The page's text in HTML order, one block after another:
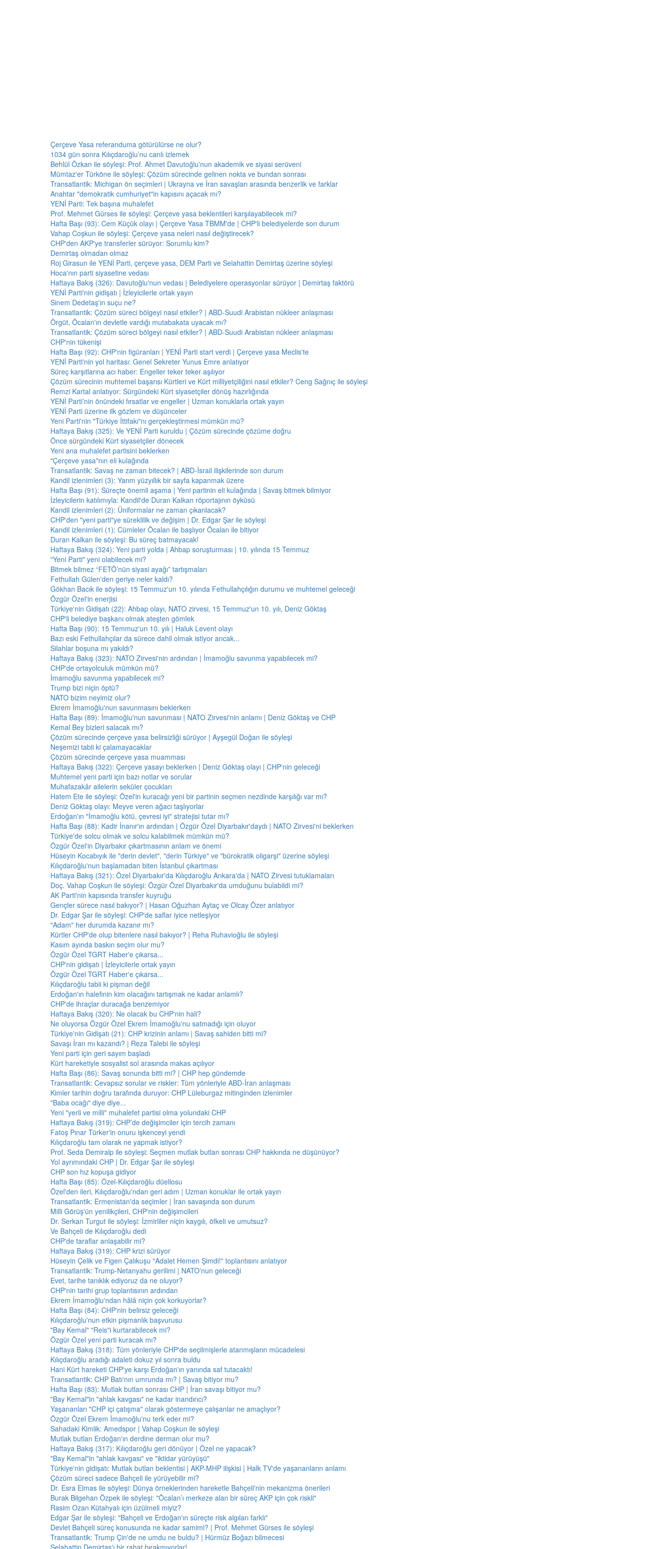
Çerçeve Yasa referanduma götürülürse ne olur?
1034 gün sonra Kılıçdaroğlu’nu canlı izlemek
Behlül Özkan ile söyleşi: Prof. Ahmet Davutoğlu'nun akademik ve siyasi serüveni
Mümtaz'er Türköne ile söyleşi: Çözüm sürecinde gelinen nokta ve bundan sonrası
Transatlantik: Michigan ön seçimleri | Ukrayna ve İran savaşları arasında benzerlik ve farklar
Anahtar "demokratik cumhuriyet"in kapısını açacak mı?
YENİ Parti: Tek başına muhalefet
Prof. Mehmet Gürses ile söyleşi: Çerçeve yasa beklentileri karşılayabilecek mi?
Hafta Başı (93): Cem Küçük olayı | Çerçeve Yasa TBMM'de | CHP'li belediyelerde son durum
Vahap Coşkun ile söyleşi: Çerçeve yasa neleri nasıl değiştirecek?
CHP'den AKP'ye transferler sürüyor: Sorumlu kim?
Demirtaş olmadan olmaz
Roj Girasun ile YENİ Parti, çerçeve yasa, DEM Parti ve Selahattin Demirtaş üzerine söyleşi
Hoca'nın parti siyasetine vedası
Haftaya Bakış (326): Davutoğlu'nun vedası | Belediyelere operasyonlar sürüyor | Demirtaş faktörü
YENİ Parti'nin gidişatı | İzleyicilerle ortak yayın
Sinem Dedetaş'ın suçu ne?
Transatlantik: Çözüm süreci bölgeyi nasıl etkiler? | ABD-Suudi Arabistan nükleer anlaşması
Örgüt, Öcalan'ın devletle vardığı mutabakata uyacak mı?
Transatlantik: Çözüm süreci bölgeyi nasıl etkiler? | ABD-Suudi Arabistan nükleer anlaşması
CHP'nin tükenişi
Hafta Başı (92): CHP'nin figüranları | YENİ Parti start verdi | Çerçeve yasa Meclis'te
YENİ Parti'nin yol haritası: Genel Sekreter Yunus Emre anlatıyor
Süreç karşıtlarına acı haber: Engeller teker teker aşılıyor
Çözüm sürecinin muhtemel başarısı Kürtleri ve Kürt milliyetçiliğini nasıl etkiler? Ceng Sağnıç ile söyleşi
Remzi Kartal anlatıyor: Sürgündeki Kürt siyasetçiler dönüş hazırlığında
YENİ Parti’nin önündeki fırsatlar ve engeller | Uzman konuklarla ortak yayın
YENİ Parti üzerine ilk gözlem ve düşünceler
Yeni Parti'nin "Türkiye İttifakı"nı gerçekleştirmesi mümkün mü?
Haftaya Bakış (325): Ve YENİ Parti kuruldu | Çözüm sürecinde çözüme doğru
Önce sürgündeki Kürt siyasetçiler dönecek
Yeni ana muhalefet partisini beklerken
"Çerçeve yasa"nın eli kulağında
Transatlantik: Savaş ne zaman bitecek? | ABD-İsrail ilişkilerinde son durum
Kandil izlenimleri (3): Yarım yüzyıllık bir sayfa kapanmak üzere
Hafta Başı (91): Süreçte önemli aşama | Yeni partinin eli kulağında | Savaş bitmek bilmiyor
İzleyicilerin katılımıyla: Kandil'de Duran Kalkan röportajının öyküsü
Kandil izlenimleri (2): Üniformalar ne zaman çıkarılacak?
CHP'den "yeni parti"ye süreklilik ve değişim | Dr. Edgar Şar ile söyleşi
Kandil izlenimleri (1): Cümleler Öcalan ile başlıyor Öcalan ile bitiyor
Duran Kalkan ile söyleşi: Bu süreç batmayacak!
Haftaya Bakış (324): Yeni parti yolda | Ahbap soruşturması | 10. yılında 15 Temmuz
"Yeni Parti" yeni olabilecek mi?
Bitmek bilmez “FETÖ’nün siyasi ayağı” tartışmaları
Fethullah Gülen'den geriye neler kaldı?
Gökhan Bacık ile söyleşi: 15 Temmuz'un 10. yılında Fethullahçılığın durumu ve muhtemel geleceği
Özgür Özel'in enerjisi
Türkiye'nin Gidişatı (22): Ahbap olayı, NATO zirvesi, 15 Temmuz'un 10. yılı, Deniz Göktaş
CHP'li belediye başkanı olmak ateşten gömlek
Hafta Başı (90): 15 Temmuz'un 10. yılı | Haluk Levent olayı
Bazı eski Fethullahçılar da sürece dahil olmak istiyor ancak...
Silahlar boşuna mı yakıldı?
Haftaya Bakış (323): NATO Zirvesi'nin ardından | İmamoğlu savunma yapabilecek mi?
CHP'de ortayolculuk mümkün mü?
İmamoğlu savunma yapabilecek mi?
Trump bizi niçin öptü?
NATO bizim neyimiz olur?
Ekrem İmamoğlu'nun savunmasını beklerken
Hafta Başı (89): İmamoğlu'nun savunması | NATO Zirvesi'nin anlamı | Deniz Göktaş ve CHP
Kemal Bey bizleri salacak mı?
Çözüm sürecinde çerçeve yasa belirsizliği sürüyor | Ayşegül Doğan ile söyleşi
Neşemizi tabii ki çalamayacaklar
Çözüm sürecinde çerçeve yasa muamması
Haftaya Bakış (322): Çerçeve yasayı beklerken | Deniz Göktaş olayı | CHP'nin geleceği
Muhtemel yeni parti için bazı notlar ve sorular
Muhafazakâr ailelerin seküler çocukları
Hatem Ete ile söyleşi: Özel'in kuracağı yeni bir partinin seçmen nezdinde karşılığı var mı?
Deniz Göktaş olayı: Meyve veren ağacı taşlıyorlar
Erdoğan'ın "İmamoğlu kötü, çevresi iyi" stratejisi tutar mı?
Hafta Başı (88): Kadir İnanır'ın ardından | Özgür Özel Diyarbakır'daydı | NATO Zirvesi'ni beklerken
Türkiye'de solcu olmak ve solcu kalabilmek mümkün mü?
Özgür Özel'in Diyarbakır çıkartmasının anlam ve önemi
Hüseyin Kocabıyık ile "derin devlet", "derin Türkiye" ve "bürokratik oligarşi" üzerine söyleşi
Kılıçdaroğlu'nun başlamadan biten İstanbul çıkartması
Haftaya Bakış (321): Özel Diyarbakır'da Kılıçdaroğlu Ankara'da | NATO Zirvesi tutuklamaları
Doç. Vahap Coşkun ile söyleşi: Özgür Özel Diyarbakır'da umduğunu bulabildi mi?
AK Parti'nin kapısında transfer kuyruğu
Gençler sürece nasıl bakıyor? | Hasan Oğuzhan Aytaç ve Olcay Özer anlatıyor
Dr. Edgar Şar ile söyleşi: CHP'de saflar iyice netleşiyor
"Adam" her durumda kazanır mı?
Kürtler CHP'de olup bitenlere nasıl bakıyor? | Reha Ruhavioğlu ile söyleşi
Kasım ayında baskın seçim olur mu?
Özgür Özel TGRT Haber'e çıkarsa...
CHP'nin gidişatı | İzleyicilerle ortak yayın
Özgür Özel TGRT Haber'e çıkarsa...
Kılıçdaroğlu tabii ki pişman değil
Erdoğan'ın halefinin kim olacağını tartışmak ne kadar anlamlı?
CHP'de ihraçlar duracağa benzemiyor
Haftaya Bakış (320): Ne olacak bu CHP'nin hali?
Ne oluyorsa Özgür Özel Ekrem İmamoğlu'nu satmadığı için oluyor
Türkiye'nin Gidişatı (21): CHP krizinin anlamı | Savaş sahiden bitti mi?
Savaşı İran mı kazandı? | Reza Talebi ile söyleşi
Yeni parti için geri sayım başladı
Kürt hareketiyle sosyalist sol arasında makas açılıyor
Hafta Başı (86): Savaş sonunda bitti mi? | CHP hep gündemde
Transatlantik: Cevapsız sorular ve riskler: Tüm yönleriyle ABD-İran anlaşması
Kimler tarihin doğru tarafında duruyor: CHP Lüleburgaz mitinginden izlenimler
"Baba ocağı" diye diye...
Yeni "yerli ve milli" muhalefet partisi olma yolundaki CHP
Haftaya Bakış (319): CHP’de değişimciler için tercih zamanı
Fatoş Pınar Türker'in onuru işkenceyi yendi
Kılıçdaroğlu tam olarak ne yapmak istiyor?
Prof. Seda Demiralp ile söyleşi: Seçmen mutlak butlan sonrası CHP hakkında ne düşünüyor?
Yol ayrımındaki CHP | Dr. Edgar Şar ile söyleşi
CHP son hız kopuşa gidiyor
Hafta Başı (85): Özel-Kılıçdaroğlu düellosu
Özel'den ileri, Kılıçdaroğlu'ndan geri adım | Uzman konuklar ile ortak yayın
Transatlantik: Ermenistan'da seçimler | İran savaşında son durum
Milli Görüş'ün yenilikçileri, CHP'nin değişimcileri
Dr. Serkan Turgut ile söyleşi: İzmirliler niçin kaygılı, öfkeli ve umutsuz?
Ve Bahçeli de Kılıçdaroğlu dedi
CHP'de taraflar anlaşabilir mi?
Haftaya Bakış (319): CHP krizi sürüyor
Hüseyin Çelik ve Figen Çalıkuşu "Adalet Hemen Şimdi!" toplantısını anlatıyor
Transatlantik: Trump-Netanyahu gerilimi | NATO'nun geleceği
Evet, tarihe tanıklık ediyoruz da ne oluyor?
CHP'nin tarihi grup toplantısının ardından
Ekrem İmamoğlu'ndan hâlâ niçin çok korkuyorlar?
Hafta Başı (84): CHP'nin belirsiz geleceği
Kılıçdaroğlu'nun etkin pişmanlık başvurusu
"Bay Kemal" "Reis"i kurtarabilecek mi?
Özgür Özel yeni parti kuracak mı?
Haftaya Bakış (318): Tüm yönleriyle CHP'de seçilmişlerle atanmışların mücadelesi
Kılıçdaroğlu aradığı adaleti dokuz yıl sonra buldu
Hani Kürt hareketi CHP'ye karşı Erdoğan'ın yanında saf tutacaktı!
Transatlantik: CHP Batı'nın umrunda mı? | Savaş bitiyor mu?
Hafta Başı (83): Mutlak butlan sonrası CHP | İran savaşı bitiyor mu?
"Bay Kemal"in "ahlak kavgası" ne kadar inandırıcı?
Yaşananları "CHP içi çatışma" olarak göstermeye çalışanlar ne amaçlıyor?
Özgür Özel Ekrem İmamoğlu'nu terk eder mi?
Sahadaki Kimlik: Amedspor | Vahap Coşkun ile söyleşi
Mutlak butlan Erdoğan'ın derdine derman olur mu?
Haftaya Bakış (317): Kılıçdaroğlu geri dönüyor | Özel ne yapacak?
"Bay Kemal"in "ahlak kavgası" ve "iktidar yürüyüşü"
Türkiye'nin gidişatı: Mutlak butlan beklentisi | AKP-MHP ilişkisi | Halk TV'de yaşananların anlamı
Çözüm süreci sadece Bahçeli ile yürüyebilir mi?
Dr. Esra Elmas ile söyleşi: Dünya örneklerinden hareketle Bahçeli'nin mekanizma önerileri
Burak Bilgehan Özpek ile söyleşi: "Öcalan’ı merkeze alan bir süreç AKP için çok riskli"
Rasim Ozan Kütahyalı için üzülmeli miyiz?
Edgar Şar ile söyleşi: "Bahçeli ve Erdoğan'ın süreçte risk algıları farklı"
Devlet Bahçeli süreç konusunda ne kadar samimi? | Prof. Mehmet Gürses ile söyleşi
Transatlantik: Trump Çin'de ne umdu ne buldu? | Hürmüz Boğazı bilmecesi
Selahattin Demirtaş'ı bir rahat bırakmıyorlar!